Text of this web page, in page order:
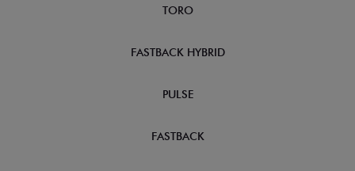
TORO
FASTBACK HYBRID
PULSE
FASTBACK